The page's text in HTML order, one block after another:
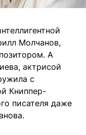
Молчанов,
А
актрисой
с
Книппер-
писателя даже